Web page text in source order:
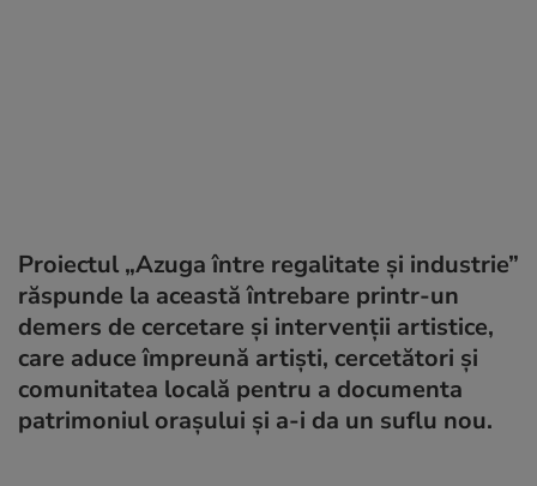
Proiectul „Azuga între regalitate și industrie”
răspunde la această întrebare printr-un
demers de cercetare și intervenții artistice,
care aduce împreună artiști, cercetători și
comunitatea locală pentru a documenta
patrimoniul orașului și a-i da un suflu nou.